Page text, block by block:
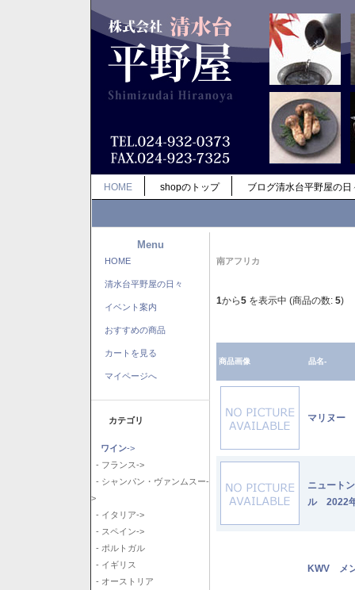
HOME shopのトップ ブログ清水台平野屋の日
Menu
HOME
清水台平野屋の日々
イベント案内
おすすめの商品
カートを見る
マイページへ
カテゴリ
ワイン->
- フランス->
- シャンパン・ヴァンムスー-
>
- イタリア->
- スペイン->
- ポルトガル
- イギリス
- オーストリア
南アフリカ
1から5 を表示中 (商品の数: 5)
商品画像 品名-
マリヌー
ニュート
ル 2022
KWV メ